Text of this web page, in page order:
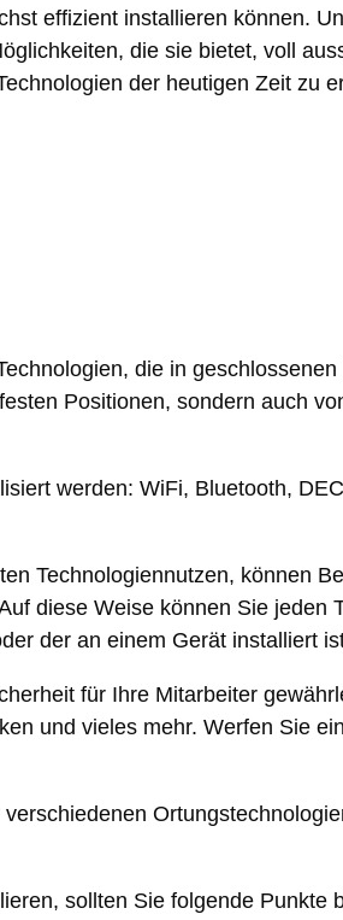
effizient installieren können.
die sie bietet, voll
der heutigen Zeit zu
die in geschlossenen
Positionen, sondern auch
werden: WiFi, Bluetooth,
Technologiennutzen, können
diese Weise können Sie jeden
der an einem Gerät installiert
für Ihre Mitarbeiter
und vieles mehr. Werfen Sie
sollten Sie folgende Punkte